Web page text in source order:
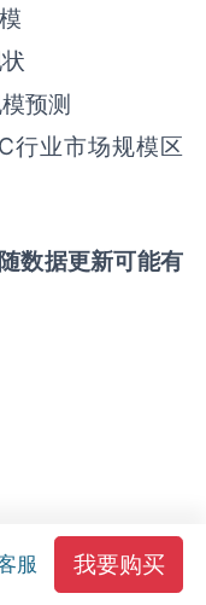
预测
行业市场规模区
数据更新可能有
服 我要购买